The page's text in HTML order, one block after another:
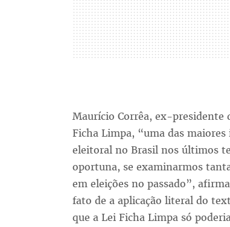
Maurício Corrêa, ex-presidente
Ficha Limpa, “uma das
eleitoral no Brasil nos últimos
oportuna, se examinarmos
em eleições no passado”,
fato de a aplicação literal do
que a Lei Ficha Limpa só